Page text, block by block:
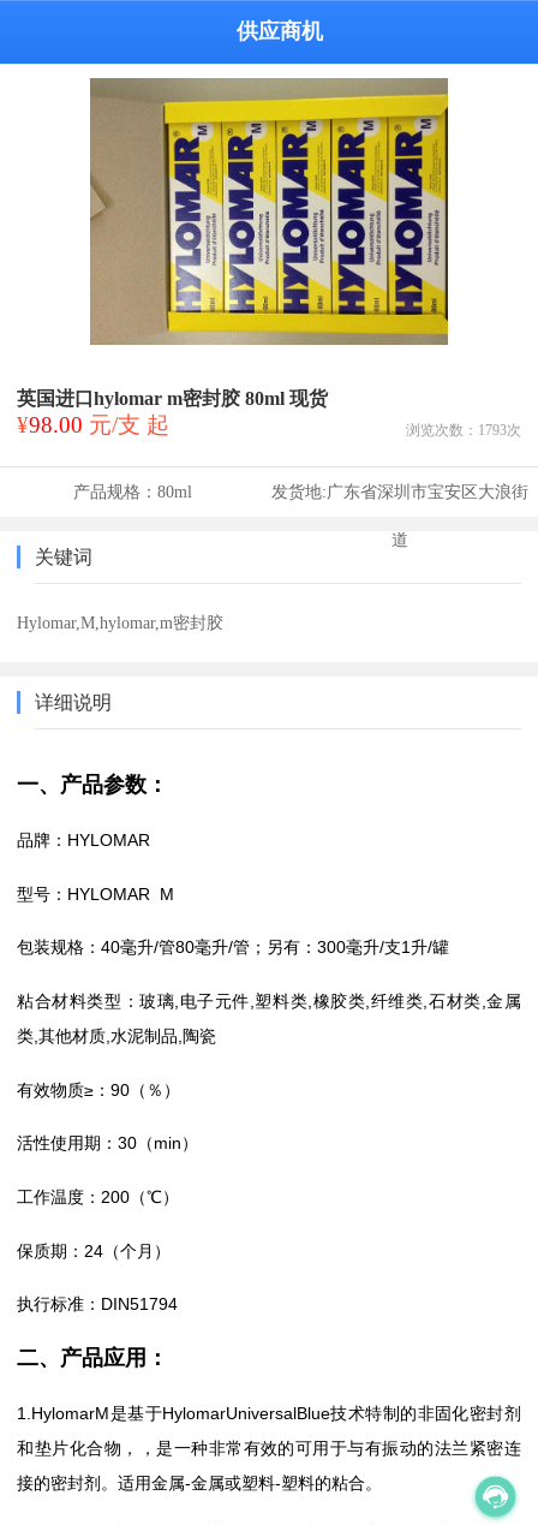
供应商机
英国进口hylomar m密封胶 80ml 现货
¥98.00 元/支 起 浏览次数： 1793次
产品规格：80ml 发货地:广东省深圳市宝安区大浪街
道
关键词
Hylomar,M,hylomar,m密封胶
详细说明
一、产品参数：
品牌：HYLOMAR
型号：HYLOMAR M
包装规格：40毫升/管80毫升/管；另有：300毫升/支1升/罐
粘合材料类型：玻璃,电子元件,塑料类,橡胶类,纤维类,石材类,金属
类,其他材质,水泥制品,陶瓷
有效物质≥：90（％）
活性使用期：30（min）
工作温度：200（℃）
保质期：24（个月）
执行标准：DIN51794
二、产品应用：
1.HylomarM是基于HylomarUniversalBlue技术特制的非固化密封剂
和垫片化合物，，是一种非常有效的可用于与有振动的法兰紧密连
接的密封剂。适用金属-金属或塑料-塑料的粘合。